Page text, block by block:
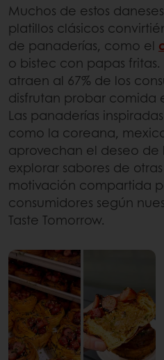
Muchos de estos
platillos clásicos
de panaderías, como el
o bistec con papas fritas.
atraen al 67% de los
disfrutan probar comida
Las panaderías
como la coreana,
aprovechan el deseo de
explorar sabores de
motivación compartida
consumidores según
Taste Tomorrow.